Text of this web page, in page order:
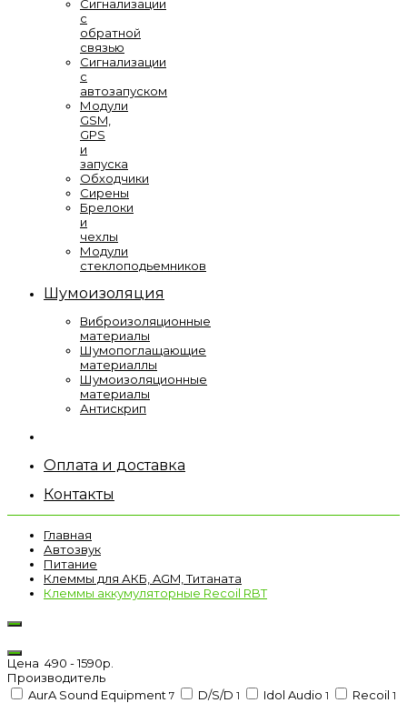
Сигнализации
с
обратной
связью
Сигнализации
с
автозапуском
Модули
GSM,
GPS
и
запуска
Обходчики
Сирены
Брелоки
и
чехлы
Модули
стеклоподьемников
Шумоизоляция
Виброизоляционные
материалы
Шумопоглащающие
материаллы
Шумоизоляционные
материалы
Антискрип
Оплата и доставка
Контакты
Главная
Автозвук
Питание
Клеммы для АКБ, AGM, Титаната
Клеммы аккумуляторные Recoil RBT
Цена 490 -1590р.
Производитель
AurA Sound Equipment 7 D/S/D 1 Idol Audio 1 Recoil 1